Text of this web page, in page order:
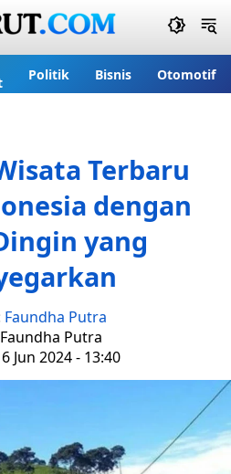
Politik Bisnis Otomotif
Terbaru
dengan
yang
Faundha Putra
Putra
Jun 2024 - 13:40